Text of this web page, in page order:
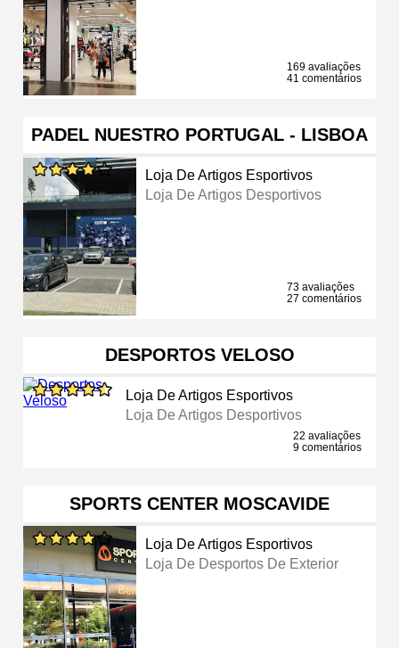
169 avaliações
41 comentários
PADEL NUESTRO PORTUGAL - LISBOA
Loja De Artigos Esportivos
Loja De Artigos Desportivos
73 avaliações
27 comentários
DESPORTOS VELOSO
Loja De Artigos Esportivos
Loja De Artigos Desportivos
22 avaliações
9 comentários
SPORTS CENTER MOSCAVIDE
Loja De Artigos Esportivos
Loja De Desportos De Exterior